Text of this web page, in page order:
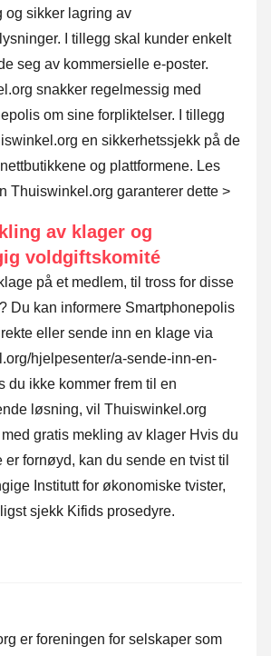
og sikker lagring av
I tillegg skal kunder enkelt
seg av kommersielle e-poster.
snakker regelmessig med
om sine forpliktelser. I tillegg
en sikkerhetssjekk på de
og plattformene. Les
Thuiswinkel.org garanterer dette >
av klager og
voldgiftskomité
på et medlem, til tross for disse
Du kan informere Smartphonepolis
eller sende inn en klage via
hjelpesenter/a-sende-inn-en-
du ikke kommer frem til en
løsning, vil Thuiswinkel.org
gratis mekling av klager Hvis du
er fornøyd, kan du sende en tvist til
Institutt for økonomiske tvister,
sjekk Kifids prosedyre.
er foreningen for selskaper som